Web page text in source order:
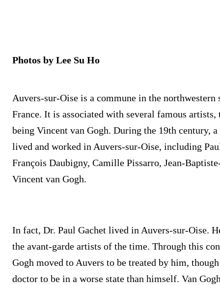
Photos by Lee Su Ho
Auvers-sur-Oise is a commune in the northwestern
France. It is associated with several famous
being Vincent van Gogh. During the 19th century,
lived and worked in Auvers-sur-Oise, including
François Daubigny, Camille Pissarro, Jean-
Vincent van Gogh.
In fact, Dr. Paul Gachet lived in Auvers-sur-Oise.
the avant-garde artists of the time. Through this
Gogh moved to Auvers to be treated by him,
doctor to be in a worse state than himself. Van